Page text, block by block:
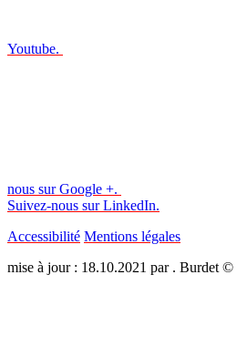
Youtube.
nous sur Google +.
Suivez-nous sur LinkedIn.
Accessibilité Mentions légales
mise à jour : 18.10.2021 par . Burdet